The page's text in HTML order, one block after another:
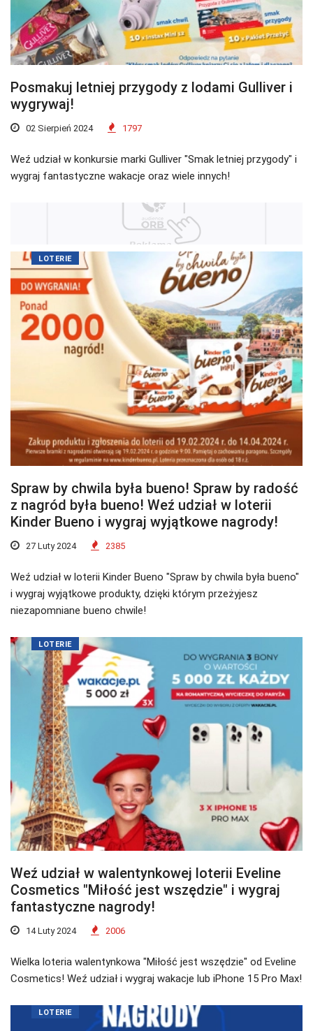
Posmakuj letniej przygody z lodami Gulliver i
wygrywaj!
02 Sierpień 2024 1797
Weź udział w konkursie marki Gulliver "Smak letniej przygody" i
wygraj fantastyczne wakacje oraz wiele innych!
LOTERIE
Spraw by chwila była bueno! Spraw by radość
z nagród była bueno! Weź udział w loterii
Kinder Bueno i wygraj wyjątkowe nagrody!
27 Luty 2024 2385
Weź udział w loterii Kinder Bueno "Spraw by chwila była bueno"
i wygraj wyjątkowe produkty, dzięki którym przeżyjesz
niezapomniane bueno chwile!
LOTERIE
Weź udział w walentynkowej loterii Eveline
Cosmetics "Miłość jest wszędzie" i wygraj
fantastyczne nagrody!
14 Luty 2024 2006
Wielka loteria walentynkowa "Miłość jest wszędzie" od Eveline
Cosmetics! Weź udział i wygraj wakacje lub iPhone 15 Pro Max!
LOTERIE